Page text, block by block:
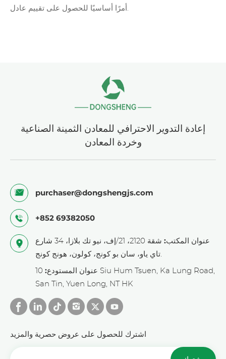
أمرًا أساسيًا للحصول على تقييم عادل.
إعادة التدوير الاحترافي للمعادن الثمينة الصناعية
وخردة المعادن
purchaser@dongshengjs.com
+852 69382050
عنوان المكتب:
شقة 2120، 21/إف، نيو تك بلازا، 34 شارع
عنوان المستودع: 10 Siu Hum Tsuen, Ka Lung Road,
San Tin, Yuen Long, NT HK
اشترك للحصول على عروض حصرية والمزيد